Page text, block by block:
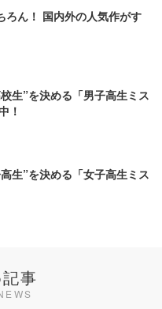
ろん！ 国内外の人気作がす
生”を決める「男子高生ミス
！
生”を決める「女子高生ミス
事